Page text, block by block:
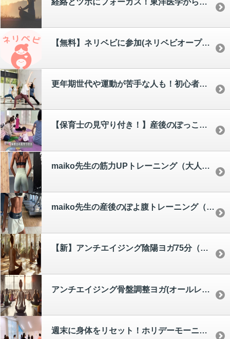
【無料】ネリベビに参加(ネリベビオープンチャットURLを送ります)
更年期世代や運動が苦手な人も！初心者のためのピラティス(大人クラス) [chiemi]
【保育士の見守り付き！】産後のぽっこりお腹や尿漏れも解消！子連れママ向けピラティス(子連れママクラス) [chiemi]
maiko先生の筋力UPトレーニング（大人クラス）【maiko】
maiko先生の産後のぽよ腹トレーニング（子連れママクラス）【maiko】
【新】アンチエイジング陰陽ヨガ75分（夜クラス） [yumi]
アンチエイジング骨盤調整ヨガ(オールレベル)７５分（夜クラス） [yumi]
週末に身体をリセット！ホリデーモーニングヨガ(大人クラス)[yumi]